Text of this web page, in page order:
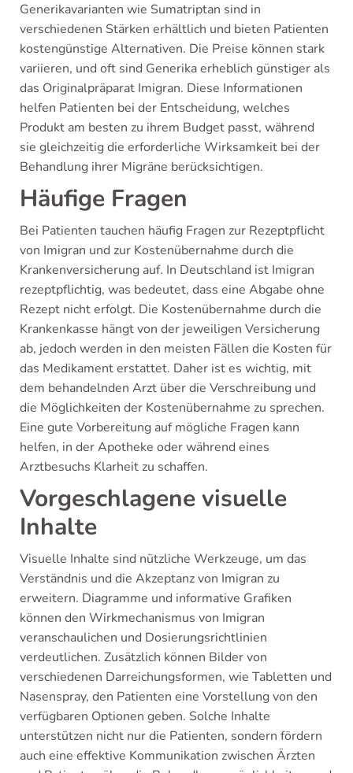
Generikavarianten wie Sumatriptan sind in
verschiedenen Stärken erhältlich und bieten Patienten
kostengünstige Alternativen. Die Preise können stark
variieren, und oft sind Generika erheblich günstiger als
das Originalpräparat Imigran. Diese Informationen
helfen Patienten bei der Entscheidung, welches
Produkt am besten zu ihrem Budget passt, während
sie gleichzeitig die erforderliche Wirksamkeit bei der
Behandlung ihrer Migräne berücksichtigen.
Häufige Fragen
Bei Patienten tauchen häufig Fragen zur Rezeptpflicht
von Imigran und zur Kostenübernahme durch die
Krankenversicherung auf. In Deutschland ist Imigran
rezeptpflichtig, was bedeutet, dass eine Abgabe ohne
Rezept nicht erfolgt. Die Kostenübernahme durch die
Krankenkasse hängt von der jeweiligen Versicherung
ab, jedoch werden in den meisten Fällen die Kosten für
das Medikament erstattet. Daher ist es wichtig, mit
dem behandelnden Arzt über die Verschreibung und
die Möglichkeiten der Kostenübernahme zu sprechen.
Eine gute Vorbereitung auf mögliche Fragen kann
helfen, in der Apotheke oder während eines
Arztbesuchs Klarheit zu schaffen.
Vorgeschlagene visuelle
Inhalte
Visuelle Inhalte sind nützliche Werkzeuge, um das
Verständnis und die Akzeptanz von Imigran zu
erweitern. Diagramme und informative Grafiken
können den Wirkmechanismus von Imigran
veranschaulichen und Dosierungsrichtlinien
verdeutlichen. Zusätzlich können Bilder von
verschiedenen Darreichungsformen, wie Tabletten und
Nasenspray, den Patienten eine Vorstellung von den
verfügbaren Optionen geben. Solche Inhalte
unterstützen nicht nur die Patienten, sondern fördern
auch eine effektive Kommunikation zwischen Ärzten